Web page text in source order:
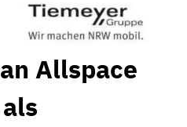
Allspace